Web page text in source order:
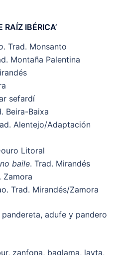
IBÉRICA’
. Trad. Monsanto
Montaña Palentina
sefardí
Beira-Baixa
Alentejo/Adaptación
Litoral
baile. Trad. Mirandés
Zamora
Trad. Mirandés/Zamora
adufe y pandero
zanfona, baglama, lavta,